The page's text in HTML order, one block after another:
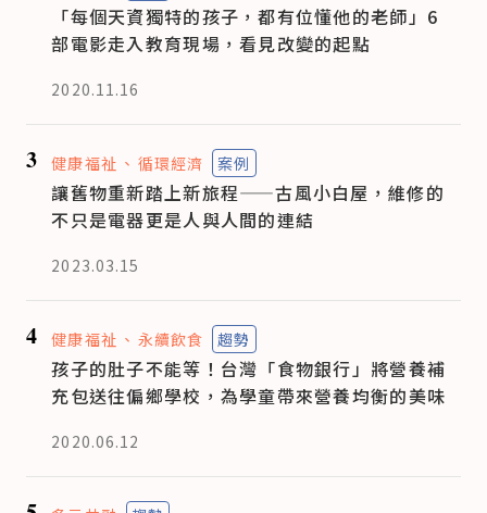
「每個天資獨特的孩子，都有位懂他的老師」6
部電影走入教育現場，看見改變的起點
2020.11.16
3 健康福祉 循環經濟 案例
讓舊物重新踏上新旅程——古風小白屋，維修的
不只是電器更是人與人間的連結
2023.03.15
4 健康福祉 永續飲食 趨勢
孩子的肚子不能等！台灣「食物銀行」將營養補
充包送往偏鄉學校，為學童帶來營養均衡的美味
2020.06.12